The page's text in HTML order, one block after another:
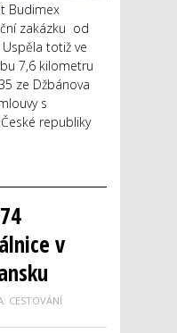
Budimex
zakázku od
totiž ve
7,6 kilometru
ze Džbánova
s
republiky
v
CESTOVÁNÍ